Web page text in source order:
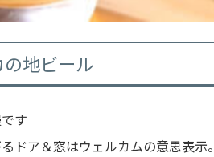
地ビール
す
ドア＆窓はウェルカムの意思表示。